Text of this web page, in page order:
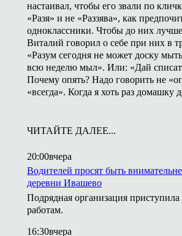
настаивал, чтобы его звали по
«Разя» и не «Раззява», как
одноклассники. Чтобы до них
Виталий говорил о себе при них в
«Разум сегодня не может доску
всю неделю мыл». Или: «Дай
Почему опять? Надо говорить не
«всегда». Когда я хоть раз домашку
ЧИТАЙТЕ ДАЛЕЕ...
20:00вчера
Водителей просят быть
деревни Ивашево
Подрядная организация
работам.
16:30вчера